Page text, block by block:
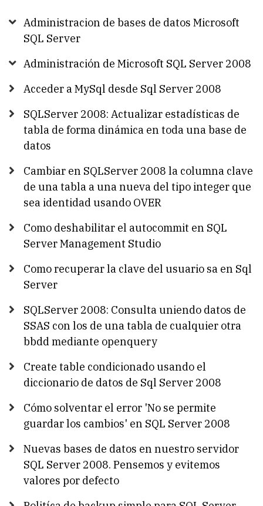
Administracion de bases de datos Microsoft
SQL Server
Administración de Microsoft SQL Server 2008
Acceder a MySql desde Sql Server 2008
SQLServer 2008: Actualizar estadísticas de
tabla de forma dinámica en toda una base de
datos
Cambiar en SQLServer 2008 la columna clave
de una tabla a una nueva del tipo integer que
sea identidad usando OVER
Como deshabilitar el autocommit en SQL
Server Management Studio
Como recuperar la clave del usuario sa en Sql
Server
SQLServer 2008: Consulta uniendo datos de
SSAS con los de una tabla de cualquier otra
bbdd mediante openquery
Create table condicionado usando el
diccionario de datos de Sql Server 2008
Cómo solventar el error 'No se permite
guardar los cambios' en SQL Server 2008
Nuevas bases de datos en nuestro servidor
SQL Server 2008. Pensemos y evitemos
valores por defecto